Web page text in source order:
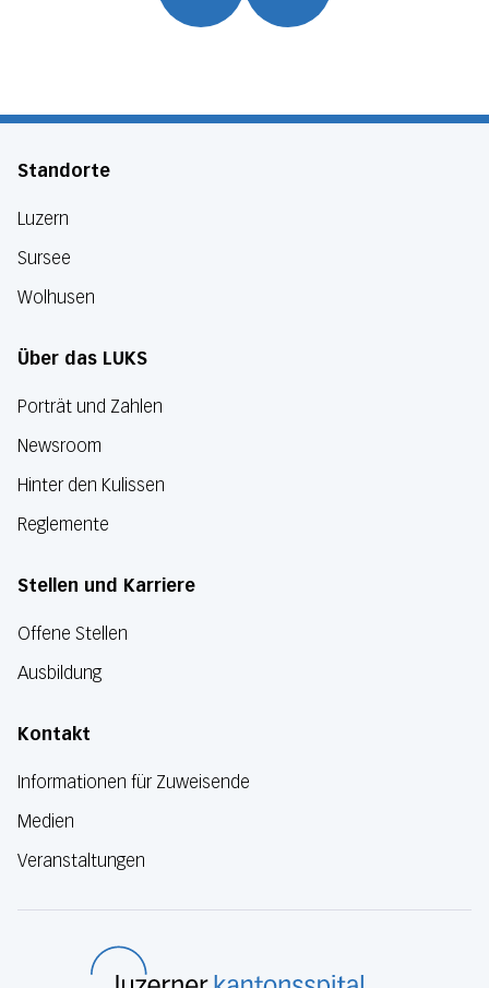
Standorte
Luzern
Sursee
Wolhusen
Über das LUKS
Porträt und Zahlen
Newsroom
Hinter den Kulissen
Reglemente
Stellen und Karriere
Offene Stellen
Ausbildung
Kontakt
Informationen für Zuweisende
Medien
Veranstaltungen